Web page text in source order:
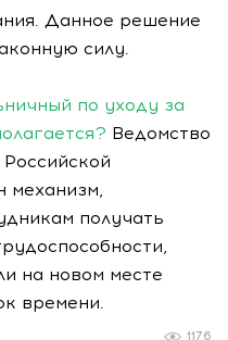
Данное решение
силу.
по уходу за
Ведомство
механизм,
получать
на новом месте
времени.
1176